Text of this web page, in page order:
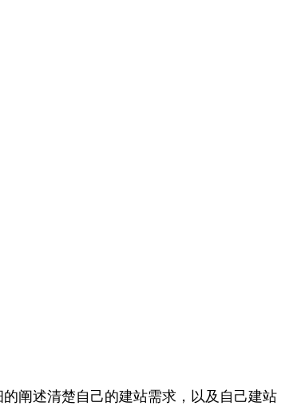
阐述清楚自己的建站需求，以及自己建站